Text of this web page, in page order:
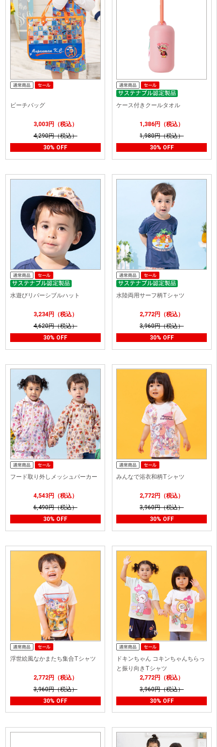
ビーチバッグ
3,003円（税込）
4,290円（税込）
30% OFF
ケース付きクールタオル
1,386円（税込）
1,980円（税込）
30% OFF
水遊びリバーシブルハット
3,234円（税込）
4,620円（税込）
30% OFF
水陸両用サーフ柄Tシャツ
2,772円（税込）
3,960円（税込）
30% OFF
フード取り外しメッシュパーカー
4,543円（税込）
6,490円（税込）
30% OFF
みんなで浴衣和柄Tシャツ
2,772円（税込）
3,960円（税込）
30% OFF
浮世絵風なかまたち集合Tシャツ
2,772円（税込）
3,960円（税込）
30% OFF
ドキンちゃん コキンちゃんちらっ
と振り向きTシャツ
2,772円（税込）
3,960円（税込）
30% OFF